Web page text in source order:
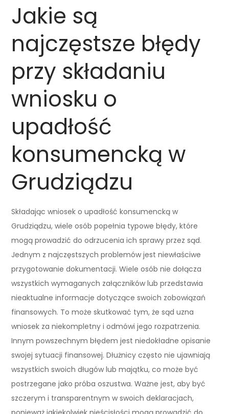
Jakie są
najczęstsze błędy
przy składaniu
wniosku o
upadłość
konsumencką w
Grudziądzu
Składając wniosek o upadłość konsumencką w
Grudziądzu, wiele osób popełnia typowe błędy, które
mogą prowadzić do odrzucenia ich sprawy przez sąd.
Jednym z najczęstszych problemów jest niewłaściwe
przygotowanie dokumentacji. Wiele osób nie dołącza
wszystkich wymaganych załączników lub przedstawia
nieaktualne informacje dotyczące swoich zobowiązań
finansowych. To może skutkować tym, że sąd uzna
wniosek za niekompletny i odmówi jego rozpatrzenia.
Innym powszechnym błędem jest niedokładne opisanie
swojej sytuacji finansowej. Dłużnicy często nie ujawniają
wszystkich swoich długów lub majątku, co może być
postrzegane jako próba oszustwa. Ważne jest, aby być
szczerym i transparentnym w swoich deklaracjach,